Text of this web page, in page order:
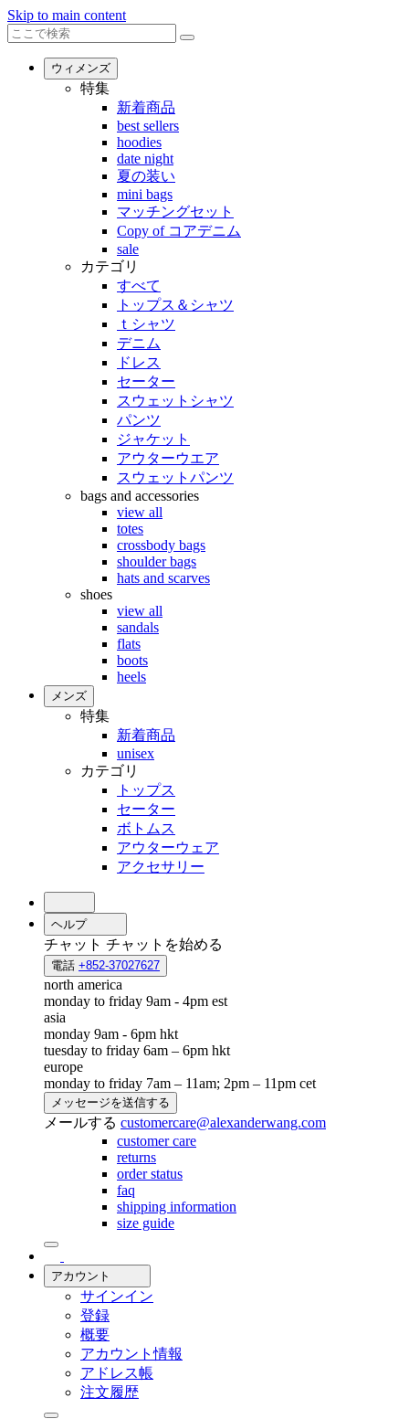
Skip to main content
ウィメンズ
特集
新着商品
best sellers
hoodies
date night
夏の装い
mini bags
マッチングセット
Copy of コアデニム
sale
カテゴリ
すべて
トップス＆シャツ
ｔシャツ
デニム
ドレス
セーター
スウェットシャツ
パンツ
ジャケット
アウターウエア
スウェットパンツ
bags and accessories
view all
totes
crossbody bags
shoulder bags
hats and scarves
shoes
view all
sandals
flats
boots
heels
メンズ
特集
新着商品
unisex
カテゴリ
トップス
セーター
ボトムス
アウターウェア
アクセサリー
ヘルプ
チャット チャットを始める
電話 +852-37027627
north america
monday to friday 9am - 4pm est
asia
monday 9am - 6pm hkt
tuesday to friday 6am – 6pm hkt
europe
monday to friday 7am – 11am; 2pm – 11pm cet
メッセージを送信する
メールする customercare@alexanderwang.com
customer care
returns
order status
faq
shipping information
size guide
アカウント
サインイン
登録
概要
アカウント情報
アドレス帳
注文履歴